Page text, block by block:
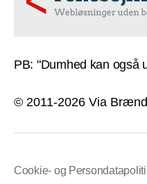
PB: "Dumhed kan også
© 2011-2026 Via
Cookie- og